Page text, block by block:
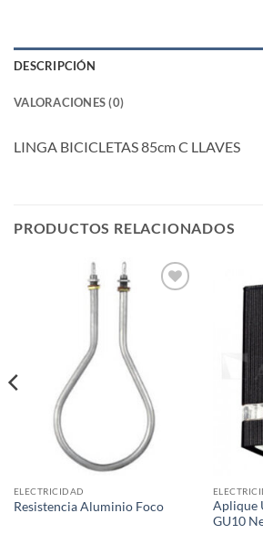
DESCRIPCIÓN
VALORACIONES (0)
LINGA BICICLETAS 85cm C LLAVES
PRODUCTOS RELACIONADOS
ELECTRICIDAD
Resistencia Aluminio Foco
Aplique
GU10